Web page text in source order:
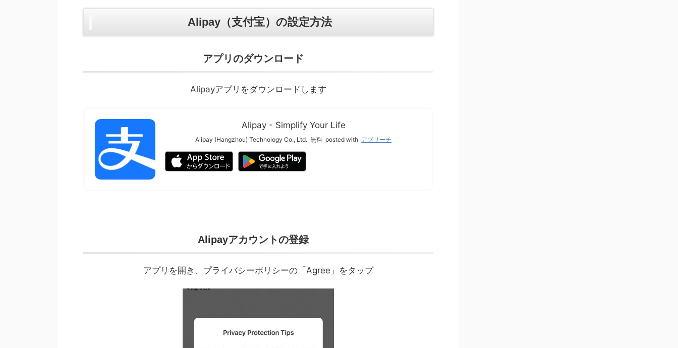
Alipay（支付宝）の設定方法
アプリのダウンロード
Alipayアプリをダウンロードします
Alipay - Simplify Your Life
Alipay (Hangzhou) Technology Co., Ltd. 無料 posted with アプリーチ
Alipayアカウントの登録
アプリを開き、プライバシーポリシーの「Agree」をタップ